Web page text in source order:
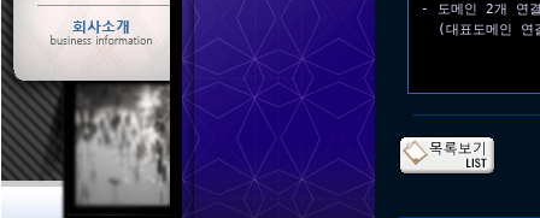
- 도메인 2개 연
(대표도메인 연